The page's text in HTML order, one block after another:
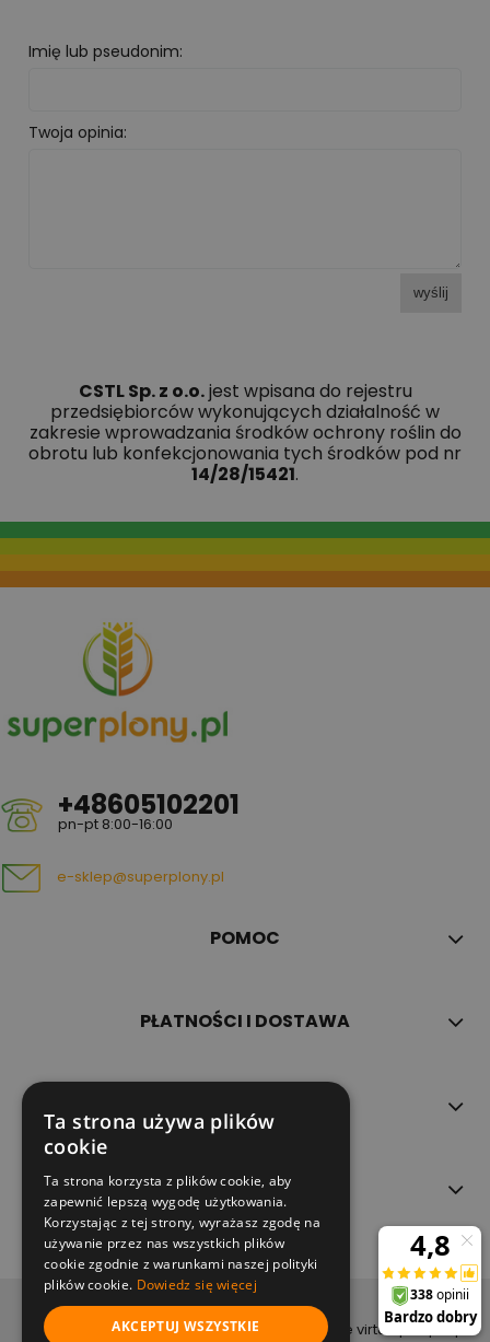
Imię lub pseudonim:
Twoja opinia:
wyślij
CSTL Sp. z o.o.jest wpisana do rejestru
przedsiębiorców wykonujących działalność w
zakresie wprowadzania środków ochrony roślin do
obrotu lub konfekcjonowania tych środków pod nr
14/28/15421.
+48605102201
pn-pt 8:00-16:00
e-sklep@superplony.pl
POMOC
PŁATNOŚCI I DOSTAWA
O NAS
copyright (c) 2022
projekt i wykonanie virtualpeople.pl
Ta strona używa plików
cookie
Ta strona korzysta z plików cookie, aby
zapewnić lepszą wygodę użytkowania.
Korzystając z tej strony, wyrażasz zgodę na
używanie przez nas wszystkich plików
cookie zgodnie z warunkami naszej polityki
plików cookie. Dowiedz się więcej
AKCEPTUJ WSZYSTKIE